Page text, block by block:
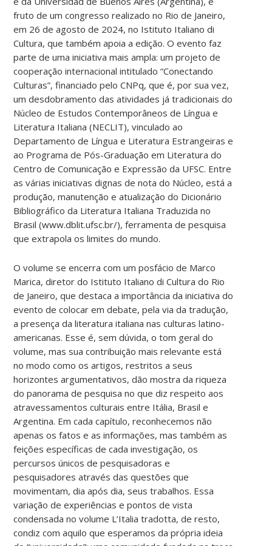
fruto de um congresso realizado no Rio de Janeiro,
em 26 de agosto de 2024, no Istituto Italiano di
Cultura, que também apoia a edição. O evento faz
parte de uma iniciativa mais ampla: um projeto de
cooperação internacional intitulado “Conectando
Culturas”, financiado pelo CNPq, que é, por sua vez,
um desdobramento das atividades já tradicionais do
Núcleo de Estudos Contemporâneos de Língua e
Literatura Italiana (NECLIT), vinculado ao
Departamento de Língua e Literatura Estrangeiras e
ao Programa de Pós-Graduação em Literatura do
Centro de Comunicação e Expressão da UFSC. Entre
as várias iniciativas dignas de nota do Núcleo, está a
produção, manutenção e atualização do Dicionário
Bibliográfico da Literatura Italiana Traduzida no
Brasil (www.dblit.ufsc.br/), ferramenta de pesquisa
que extrapola os limites do mundo.
O volume se encerra com um posfácio de Marco
Marica, diretor do Istituto Italiano di Cultura do Rio
de Janeiro, que destaca a importância da iniciativa do
evento de colocar em debate, pela via da tradução,
a presença da literatura italiana nas culturas latino-
americanas. Esse é, sem dúvida, o tom geral do
volume, mas sua contribuição mais relevante está
no modo como os artigos, restritos a seus
horizontes argumentativos, dão mostra da riqueza
do panorama de pesquisa no que diz respeito aos
atravessamentos culturais entre Itália, Brasil e
Argentina. Em cada capítulo, reconhecemos não
apenas os fatos e as informações, mas também as
feições específicas de cada investigação, os
percursos únicos de pesquisadoras e
pesquisadores através das questões que
movimentam, dia após dia, seus trabalhos. Essa
variação de experiências e pontos de vista
condensada no volume L’Italia tradotta, de resto,
condiz com aquilo que esperamos da própria ideia